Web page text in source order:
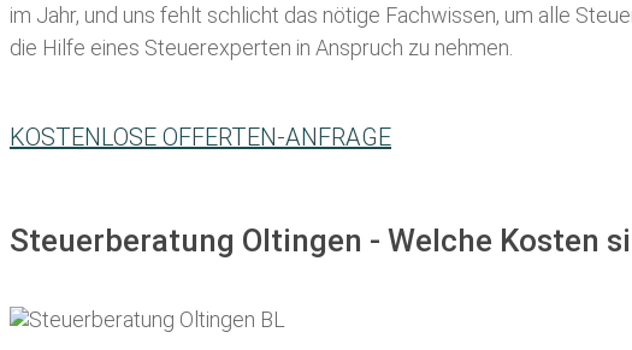
im Jahr, und uns fehlt schlicht das nötige Fachwissen, um alle
die Hilfe eines Steuerexperten in Anspruch zu nehmen.
KOSTENLOSE OFFERTEN-ANFRAGE
Steuerberatung Oltingen - Welche Kosten